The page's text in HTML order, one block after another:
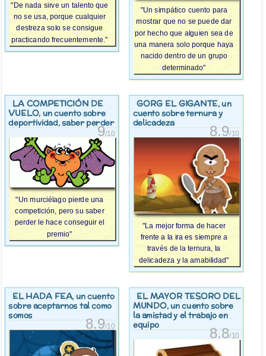
"De nada sirve un talento que
no se usa, porque cualquier
destreza solo se consigue
practicando frecuentemente."
"Un simpático cuento para
mostrar que no se puede dar
por hecho que alguien sea de
una manera solo porque haya
nacido dentro de un grupo
determinado"
LA COMPETICIÓN DE
VUELO, un cuento sobre
deportividad, saber perder
9/10
"Un murciélago pierde una
competición, pero su saber
perder le hace conseguir el
premio"
GORG EL GIGANTE, un
cuento sobre ternura y
delicadeza
8.9/10
"La mejor forma de hacer
frente a la ira es siempre a
través de la ternura, la
delicadeza y la amabilidad"
EL HADA FEA, un cuento
sobre aceptarnos tal como
somos
8.9/10
EL MAYOR TESORO DEL
MUNDO, un cuento sobre
la amistad y el trabajo en
equipo
8.8/10